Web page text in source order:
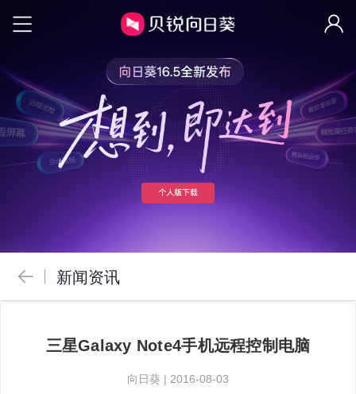
新闻资讯
三星Galaxy Note4手机远程控制电脑
向日葵 | 2016-08-03